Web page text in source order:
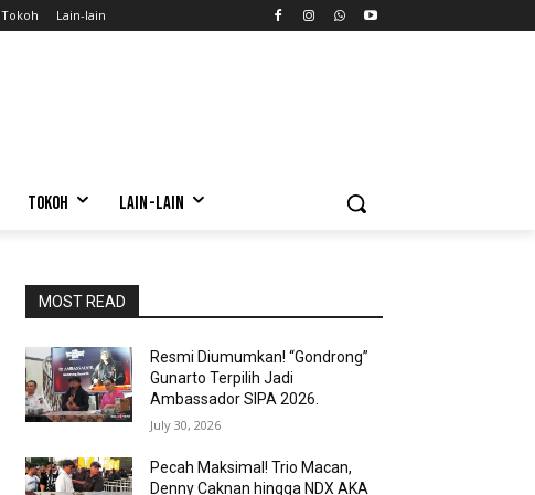
Tokoh Lain-lain
TOKOH LAIN-LAIN
MOST READ
Resmi Diumumkan! “Gondrong”
Gunarto Terpilih Jadi
Ambassador SIPA 2026.
July 30, 2026
Pecah Maksimal! Trio Macan,
Denny Caknan hingga NDX AKA